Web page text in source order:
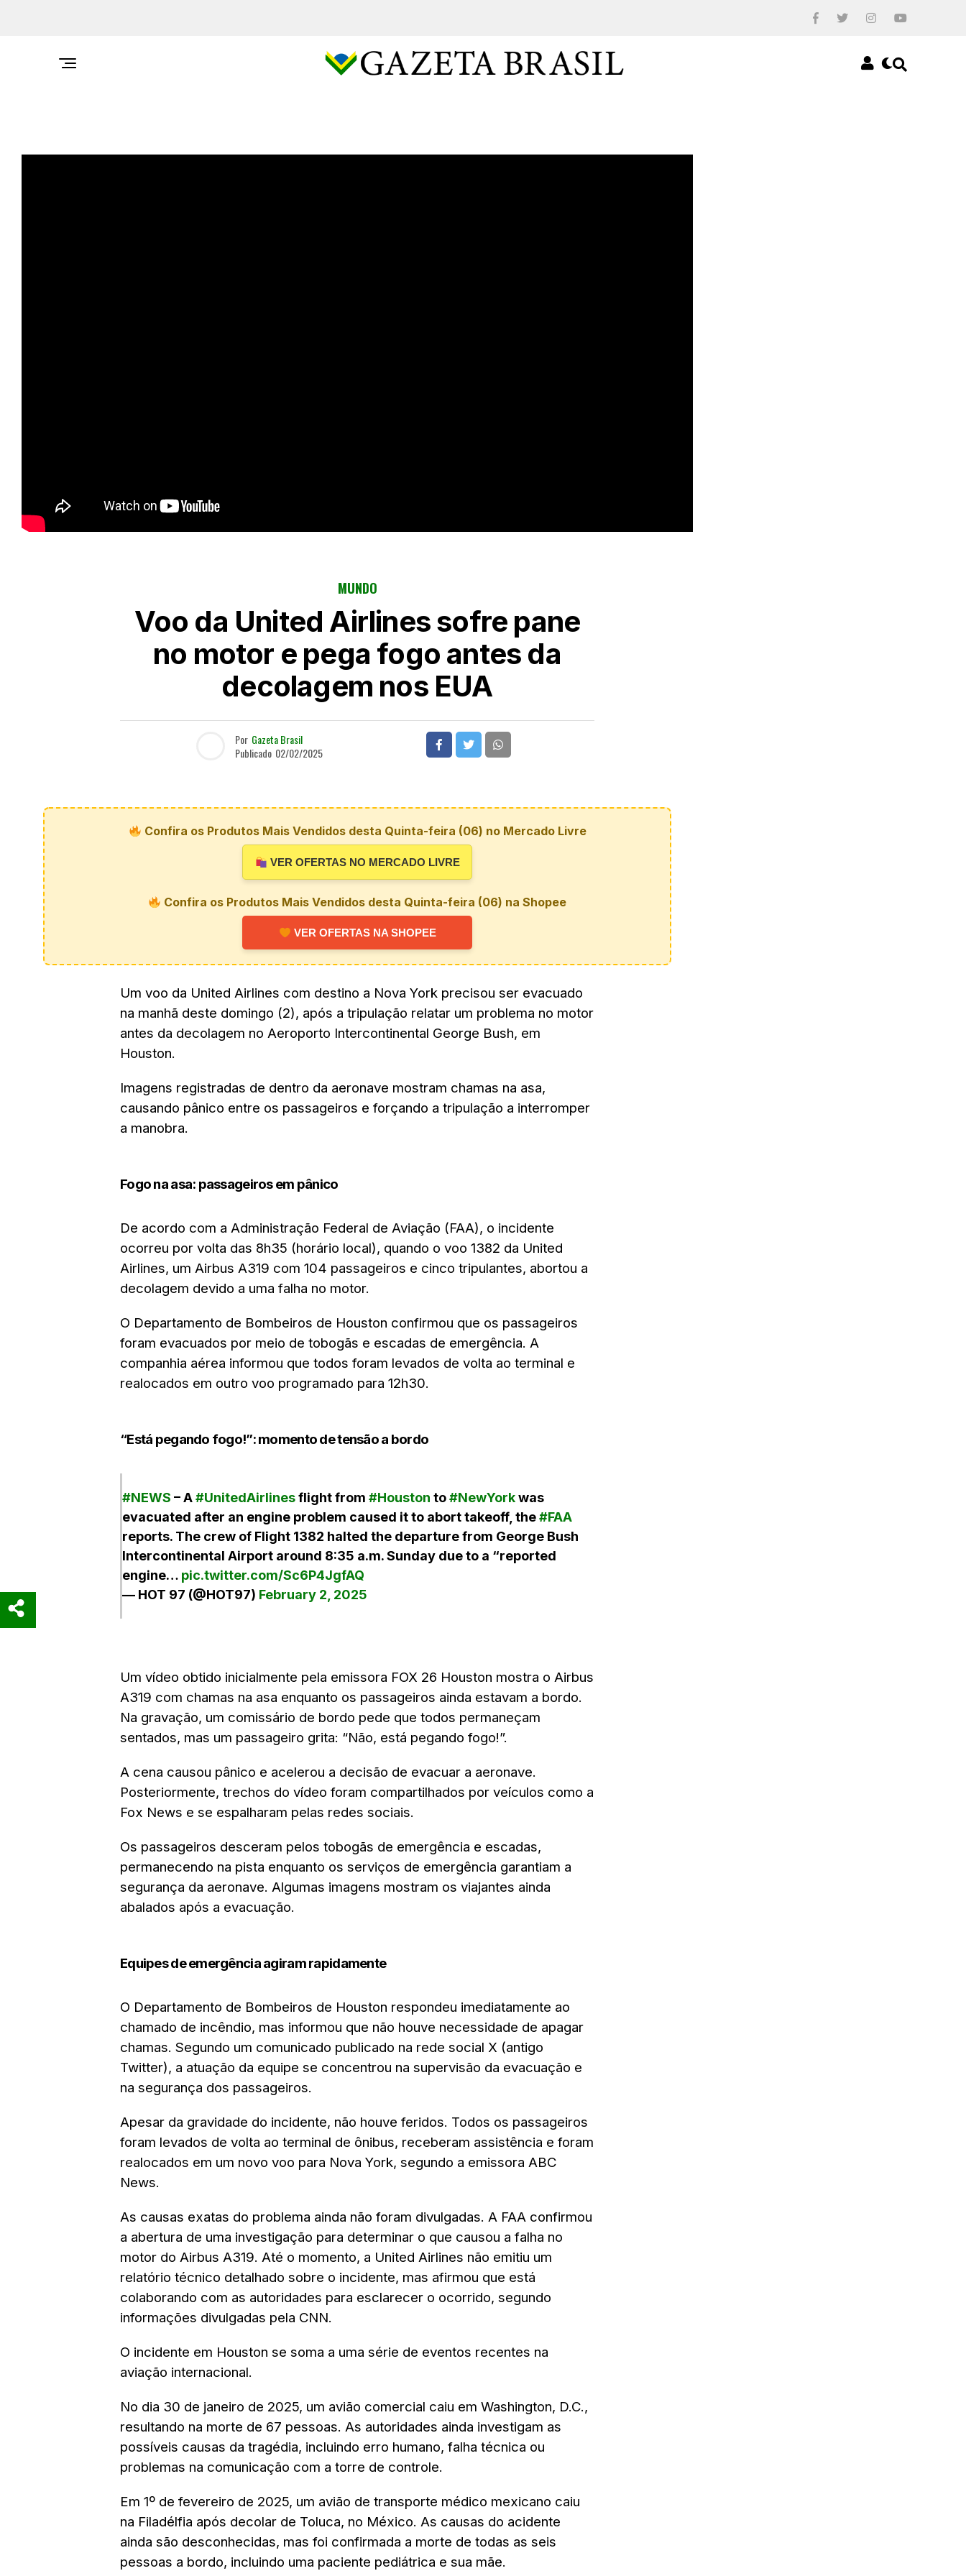
MUNDO
Voo da United Airlines sofre pane
no motor e pega fogo antes da
decolagem nos EUA
Por Gazeta Brasil
Publicado 02/02/2025
Confira os Produtos Mais Vendidos desta Quinta-feira (06) no Mercado Livre
VER OFERTAS NO MERCADO LIVRE
Confira os Produtos Mais Vendidos desta Quinta-feira (06) na Shopee
VER OFERTAS NA SHOPEE
Um voo da United Airlines com destino a Nova York precisou ser evacuado
na manhã deste domingo (2), após a tripulação relatar um problema no motor
antes da decolagem no Aeroporto Intercontinental George Bush, em
Houston.
Imagens registradas de dentro da aeronave mostram chamas na asa,
causando pânico entre os passageiros e forçando a tripulação a interromper
a manobra.
Fogo na asa: passageiros em pânico
De acordo com a Administração Federal de Aviação (FAA), o incidente
ocorreu por volta das 8h35 (horário local), quando o voo 1382 da United
Airlines, um Airbus A319 com 104 passageiros e cinco tripulantes, abortou a
decolagem devido a uma falha no motor.
O Departamento de Bombeiros de Houston confirmou que os passageiros
foram evacuados por meio de tobogãs e escadas de emergência. A
companhia aérea informou que todos foram levados de volta ao terminal e
realocados em outro voo programado para 12h30.
“Está pegando fogo!”: momento de tensão a bordo
#NEWS – A#UnitedAirlinesflight from #Houston to#NewYorkwas
evacuated after an engine problem caused it to abort takeoff, the#FAA
reports. The crew of Flight 1382 halted the departure from George Bush
Intercontinental Airport around 8:35 a.m. Sunday due to a “reported
engine… pic.twitter.com/Sc6P4JgfAQ
— HOT 97 (@HOT97) February 2, 2025
Um vídeo obtido inicialmente pela emissora FOX 26 Houston mostra o Airbus
A319 com chamas na asa enquanto os passageiros ainda estavam a bordo.
Na gravação, um comissário de bordo pede que todos permaneçam
sentados, mas um passageiro grita: “Não, está pegando fogo!”.
A cena causou pânico e acelerou a decisão de evacuar a aeronave.
Posteriormente, trechos do vídeo foram compartilhados por veículos como a
Fox News e se espalharam pelas redes sociais.
Os passageiros desceram pelos tobogãs de emergência e escadas,
permanecendo na pista enquanto os serviços de emergência garantiam a
segurança da aeronave. Algumas imagens mostram os viajantes ainda
abalados após a evacuação.
Equipes de emergência agiram rapidamente
O Departamento de Bombeiros de Houston respondeu imediatamente ao
chamado de incêndio, mas informou que não houve necessidade de apagar
chamas. Segundo um comunicado publicado na rede social X (antigo
Twitter), a atuação da equipe se concentrou na supervisão da evacuação e
na segurança dos passageiros.
Apesar da gravidade do incidente, não houve feridos. Todos os passageiros
foram levados de volta ao terminal de ônibus, receberam assistência e foram
realocados em um novo voo para Nova York, segundo a emissora ABC
News.
As causas exatas do problema ainda não foram divulgadas. A FAA confirmou
a abertura de uma investigação para determinar o que causou a falha no
motor do Airbus A319. Até o momento, a United Airlines não emitiu um
relatório técnico detalhado sobre o incidente, mas afirmou que está
colaborando com as autoridades para esclarecer o ocorrido, segundo
informações divulgadas pela CNN.
O incidente em Houston se soma a uma série de eventos recentes na
aviação internacional.
No dia 30 de janeiro de 2025, um avião comercial caiu em Washington, D.C.,
resultando na morte de 67 pessoas. As autoridades ainda investigam as
possíveis causas da tragédia, incluindo erro humano, falha técnica ou
problemas na comunicação com a torre de controle.
Em 1º de fevereiro de 2025, um avião de transporte médico mexicano caiu
na Filadélfia após decolar de Toluca, no México. As causas do acidente
ainda são desconhecidas, mas foi confirmada a morte de todas as seis
pessoas a bordo, incluindo uma paciente pediátrica e sua mãe.